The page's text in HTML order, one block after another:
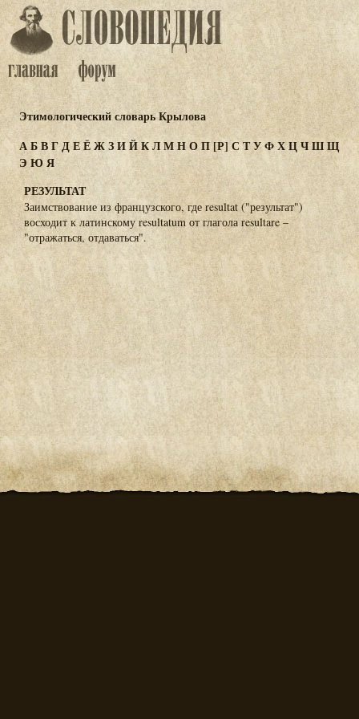
Этимологический словарь Крылова
АБВГДЕЁЖЗИЙКЛМНОП[Р] СТУФХЦЧШЩ
Э Ю Я
РЕЗУЛЬТАТ
Заимствование из французского, где resultat ("результат")
восходит к латинскому resultatum от глагола resultare –
"отражаться, отдаваться".